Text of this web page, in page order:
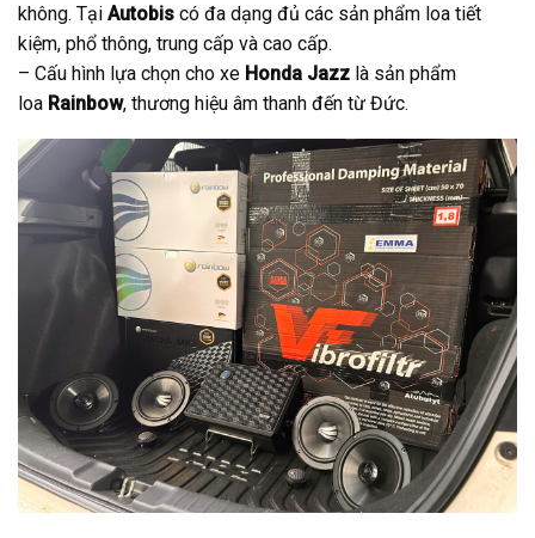
không. Tại Autobis có đa dạng đủ các sản phẩm loa tiết
kiệm, phổ thông, trung cấp và cao cấp.
– Cấu hình lựa chọn cho xe Honda Jazz là sản phẩm
loa Rainbow, thương hiệu âm thanh đến từ Đức.